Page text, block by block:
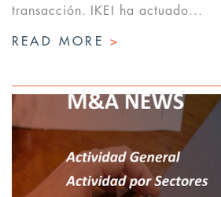
transacción. IKEI ha actuado...
READ MORE >